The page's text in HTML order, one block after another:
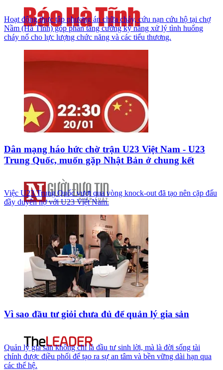
Hoạt động thực tập phương án chữa cháy, cứu nạn cứu hộ tại chợ
Nầm (Hà Tĩnh) góp phần tăng cường kỹ năng xử lý tình huống
cháy nổ cho lực lượng chức năng và các tiểu thương.
Dân mạng háo hức chờ trận U23 Việt Nam - U23
Trung Quốc, muốn gặp Nhật Bản ở chung kết
Việc U23 Trung Quốc vượt qua vòng knock-out đã tạo nên cặp đấu
đầy duyên nợ với U23 Việt Nam.
Vì sao đầu tư giỏi chưa đủ để quản lý gia sản
Quản lý gia sản không chỉ là đầu tư sinh lời, mà là đời sống tài
chính được điều phối để tạo ra sự an tâm và bền vững dài hạn qua
các thế hệ.